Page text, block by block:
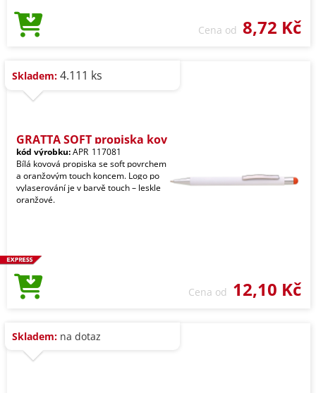
Cena od 8,72 Kč
Skladem: 4.111 ks
GRATTA SOFT propiska kov
kód výrobku:APR_117081
Bílá kovová propiska se soft povrchem
a oranžovým touch koncem. Logo po
vylaserování je v barvě touch – leskle
oranžové.
Cena od 12,10 Kč
Skladem: na dotaz